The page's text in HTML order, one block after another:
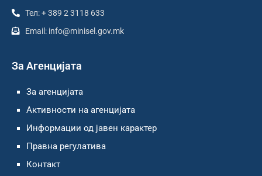
Тел: + 389 2 3118 633
Email: info@minisel.gov.mk
За Агенцијата
За агенцијата
Активности на агенцијата
Информации од јавен карактер
Правна регулатива
Контакт